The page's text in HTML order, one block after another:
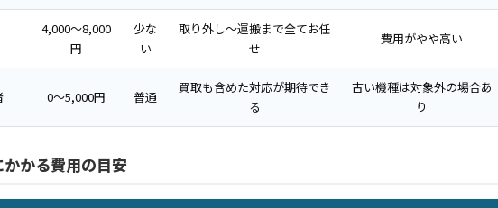
4,000〜8,000
円
少な
い
取り外し〜運搬まで全てお任
せ
費用がやや高い
0〜5,000円 普通
買取も含めた対応が期待でき
る
古い機種は対象外の場合あ
り
かる費用の目安